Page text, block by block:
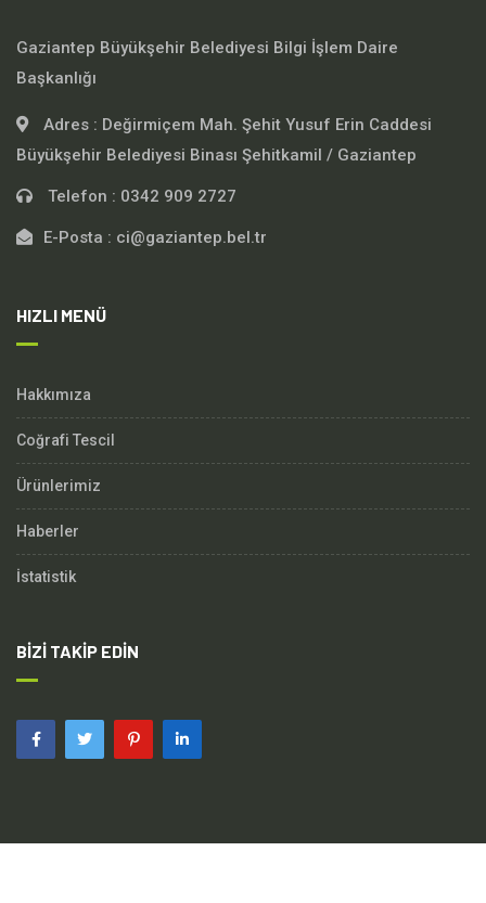
Gaziantep Büyükşehir Belediyesi Bilgi İşlem Daire
Başkanlığı
Adres : Değirmiçem Mah. Şehit Yusuf Erin Caddesi
Büyükşehir Belediyesi Binası Şehitkamil / Gaziantep
Telefon : 0342 909 2727
E-Posta : ci@gaziantep.bel.tr
HIZLI MENÜ
Hakkımıza
Coğrafi Tescil
Ürünlerimiz
Haberler
İstatistik
BIZI TAKIP EDIN